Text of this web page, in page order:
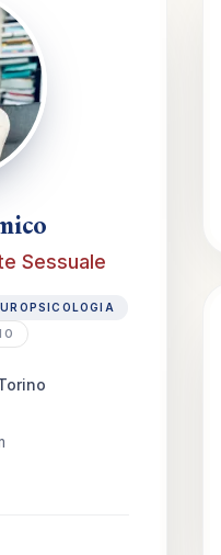
Sessuale